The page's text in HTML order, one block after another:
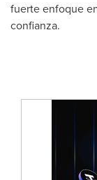
fuerte enfoque
confianza.